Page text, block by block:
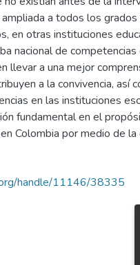
a todos los
en otras instituciones
nacional de
llevar a una mejor
a la convivencia, así
en las instituciones
fundamental en el
Colombia por medio de la
handle/11146/38335